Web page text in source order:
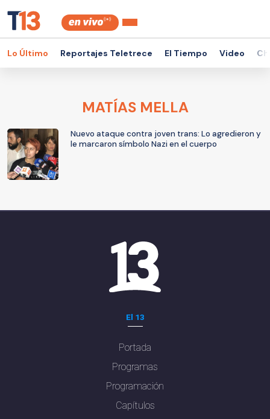
Lo Último Reportajes Teletrece El Tiempo Video
MATÍAS MELLA
Nuevo ataque contra joven trans: Lo agredieron y
le marcaron símbolo Nazi en el cuerpo
El 13
Portada
Programas
Programación
Capítulos